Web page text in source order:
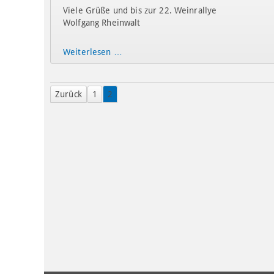
Viele Grüße und bis zur 22. Weinrallye
Wolfgang Rheinwalt
Weiterlesen …
Zurück 1 2